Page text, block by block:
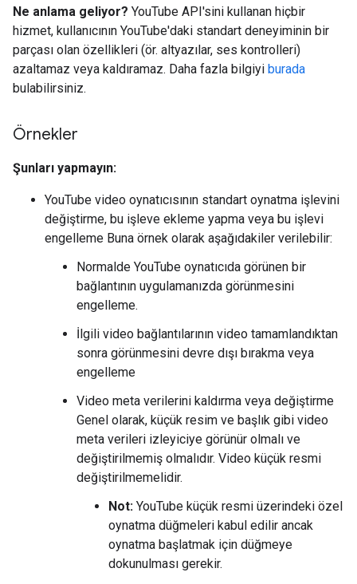
Ne anlama geliyor? YouTube API'sini kullanan hiçbir
hizmet, kullanıcının YouTube'daki standart deneyiminin bir
parçası olan özellikleri (ör. altyazılar, ses kontrolleri)
azaltamaz veya kaldıramaz. Daha fazla bilgiyi burada
bulabilirsiniz.
Örnekler
Şunları yapmayın:
YouTube video oynatıcısının standart oynatma işlevini
değiştirme, bu işleve ekleme yapma veya bu işlevi
engelleme Buna örnek olarak aşağıdakiler verilebilir:
Normalde YouTube oynatıcıda görünen bir
bağlantının uygulamanızda görünmesini
engelleme.
İlgili video bağlantılarının video tamamlandıktan
sonra görünmesini devre dışı bırakma veya
engelleme
Video meta verilerini kaldırma veya değiştirme
Genel olarak, küçük resim ve başlık gibi video
meta verileri izleyiciye görünür olmalı ve
değiştirilmemiş olmalıdır. Video küçük resmi
değiştirilmemelidir.
Not: YouTube küçük resmi üzerindeki özel
oynatma düğmeleri kabul edilir ancak
oynatma başlatmak için düğmeye
dokunulması gerekir.